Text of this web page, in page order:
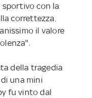
con la
correttezza.
il valore
della tragedia
una mini
fu vinto dal